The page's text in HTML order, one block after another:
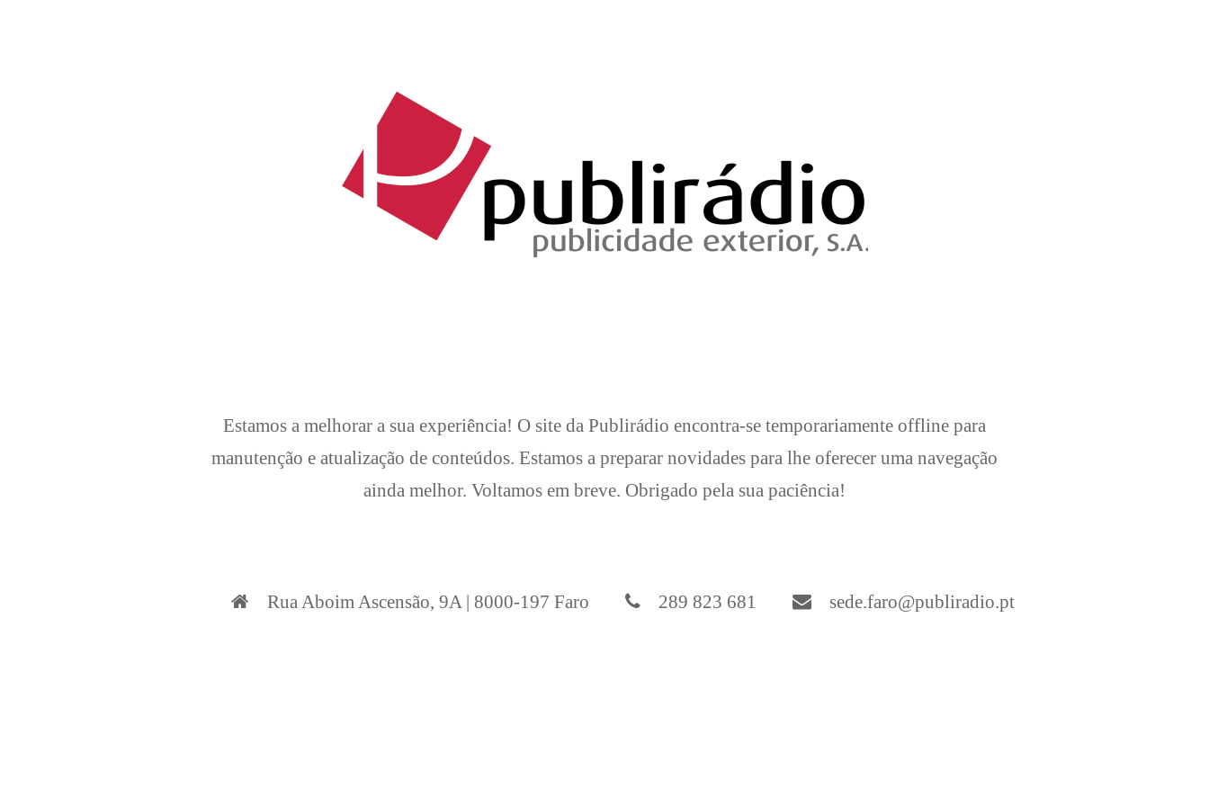
Estamos a melhorar a sua experiência! O site da Publirádio encontra-se temporariamente offline para
manutenção e atualização de conteúdos. Estamos a preparar novidades para lhe oferecer uma navegação
ainda melhor. Voltamos em breve. Obrigado pela sua paciência!
Rua Aboim Ascensão, 9A | 8000-197 Faro 289 823 681 sede.faro@publiradio.pt